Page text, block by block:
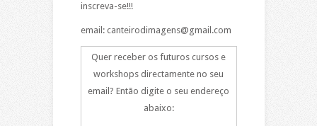
inscreva-se!!!
email: canteirodimagens@gmail.com
Quer receber os futuros cursos e
workshops directamente no seu
email? Então digite o seu endereço
abaixo: